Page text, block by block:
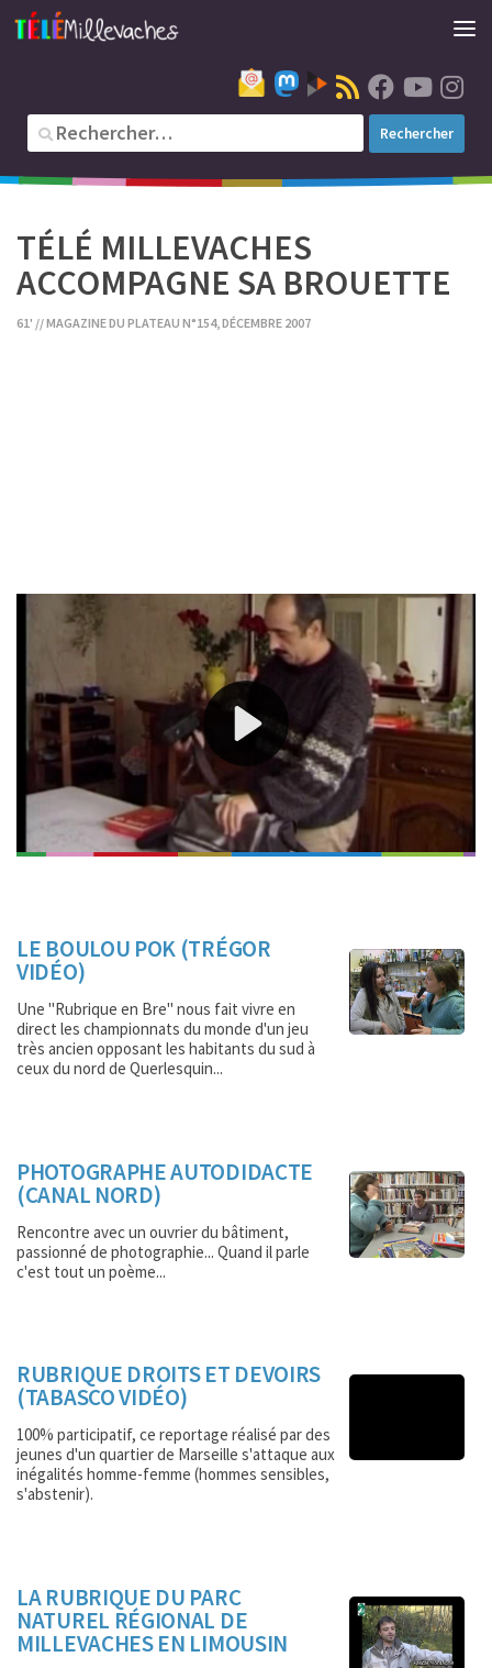
TÉLÉ MILLEVACHES
ACCOMPAGNE SA BROUETTE
61' // MAGAZINE DU PLATEAU N°154, DÉCEMBRE 2007
Magazine composé de reportages réalisés par des
télévisions locales françaises.
Entre chaque sujet, la présentatrice se rend dans des
lieux de diffusion du Magazine du plateau.
AU SOMMAIRE
LE BOULOU POK (TRÉGOR
VIDÉO)
Une "Rubrique en Bre" nous fait vivre en
direct les championnats du monde d'un jeu
très ancien opposant les habitants du sud à
ceux du nord de Querlesquin...
PHOTOGRAPHE AUTODIDACTE
(CANAL NORD)
Rencontre avec un ouvrier du bâtiment,
passionné de photographie... Quand il parle
c'est tout un poème...
RUBRIQUE DROITS ET DEVOIRS
(TABASCO VIDÉO)
100% participatif, ce reportage réalisé par des
jeunes d'un quartier de Marseille s'attaque aux
inégalités homme-femme (hommes sensibles,
s'abstenir).
LA RUBRIQUE DU PARC
NATUREL RÉGIONAL DE
MILLEVACHES EN LIMOUSIN